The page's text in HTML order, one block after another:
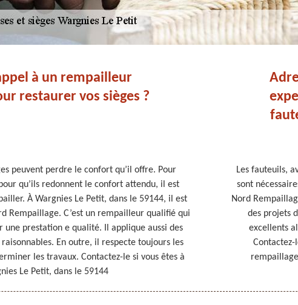
à un rempailleur
restaurer vos sièges ?
peuvent perdre le confort qu’il offre. Pour
qu’ils redonnent le confort attendu, il est
À Wargnies Le Petit, dans le 59144, il est
Rempaillage. C’est un rempailleur qualifié qui
une prestation e qualité. Il applique aussi des
En outre, il respecte toujours les
les travaux. Contactez-le si vous êtes à
Le Petit, dans le 59144
Les fauteuils,
sont
Nord
des projets
excellents
Contactez-